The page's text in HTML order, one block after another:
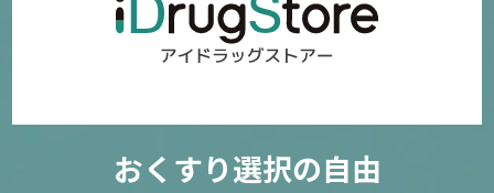
おくすり選択の自由